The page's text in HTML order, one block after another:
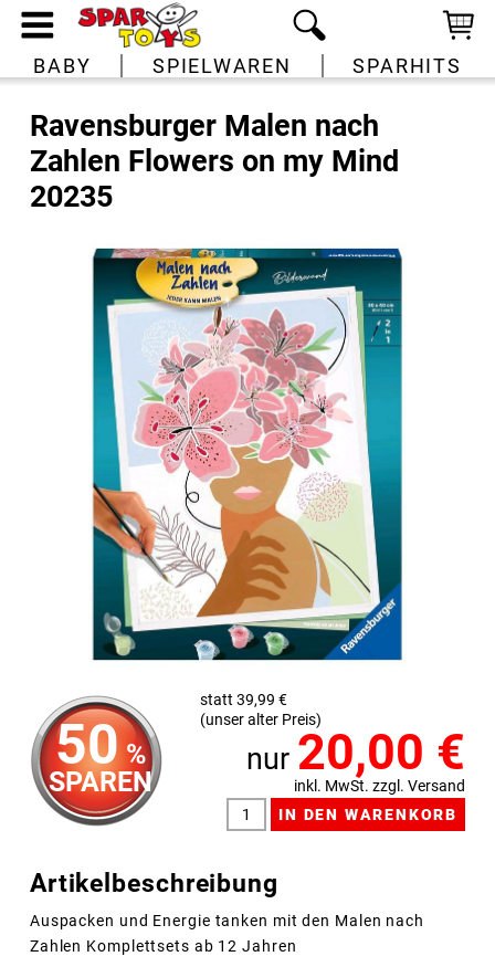
BABY SPIELWAREN SPARHITS
Ravensburger Malen nach
Zahlen Flowers on my Mind
20235
50 %
SPAREN
statt 39,99 €
(unser alter Preis)
nur 20,00 €
inkl. MwSt. zzgl. Versand
Artikelbeschreibung
Auspacken und Energie tanken mit den Malen nach
Zahlen Komplettsets ab 12 Jahren